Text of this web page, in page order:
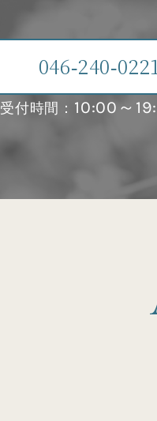
046-240-
受付時間： 10:00～